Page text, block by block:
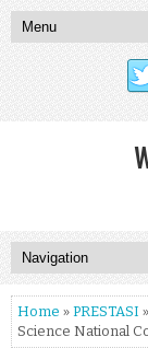
Home » PRESTASI
Science National